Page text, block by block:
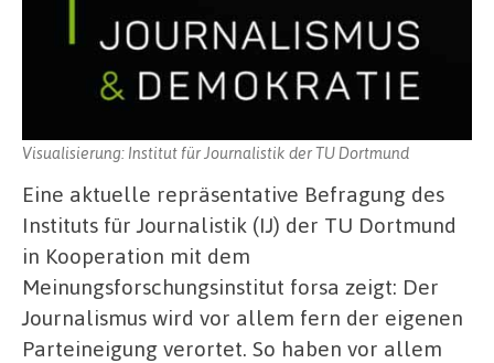
Visualisierung: Institut für Journalistik der TU Dortmund
Eine aktuelle repräsentative Befragung des
Instituts für Journalistik (IJ) der TU Dortmund
in Kooperation mit dem
Meinungsforschungsinstitut forsa zeigt: Der
Journalismus wird vor allem fern der eigenen
Parteineigung verortet. So haben vor allem